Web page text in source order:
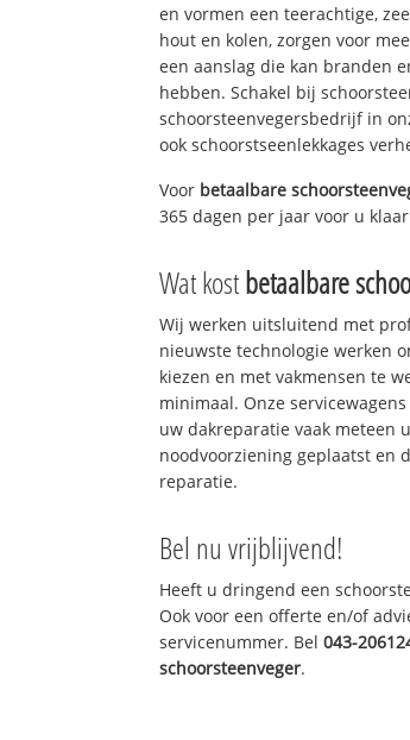
en vormen een teerachtige,
hout en kolen, zorgen voor
een aanslag die kan branden
hebben. Schakel bij
schoorsteenvegersbedrijf in
ook schoorstseenlekkages
Voor betaalbare
365 dagen per jaar voor u
Wat kostbetaalbare
Wij werken uitsluitend met
nieuwste technologie werken
kiezen en met vakmensen te
minimaal. Onze
uw dakreparatie vaak meteen
noodvoorziening geplaatst en
reparatie.
Bel nu vrijblijvend!
Heeft u dringend een
Ook voor een offerte en/of
servicenummer. Bel043-
schoorsteenveger.